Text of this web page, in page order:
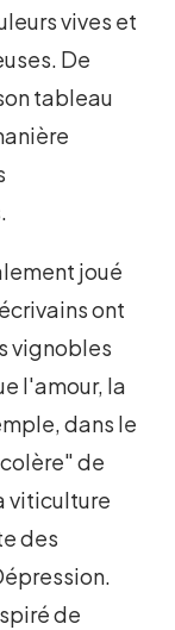
vives et
De
tableau
joué
ont
vignobles
l'amour, la
dans le
de
viticulture
des
de